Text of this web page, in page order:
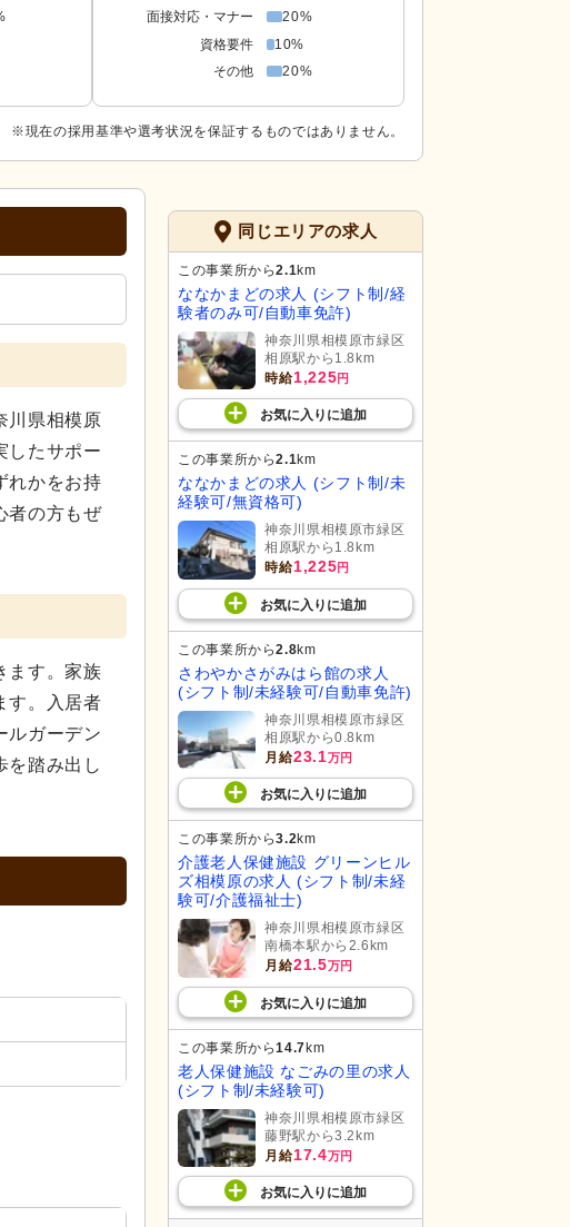
面接対応・マナー
20%
資格要件
10%
その他
20%
※現在の採用基準や選考状況を保証するものではありません。
川県相模原
したサポー
れかをお持
者の方もぜ
ます。家族
す。入居者
ルガーデン
を踏み出し
同じエリアの求人
この事業所から2.1km
ななかまどの求人 (シフト制/経
験者のみ可/自動車免許)
神奈川県相模原市緑区
相原駅から1.8km
時給1,225円
お気に入り に追加
この事業所から2.1km
ななかまどの求人 (シフト制/未
経験可/無資格可)
神奈川県相模原市緑区
相原駅から1.8km
時給1,225円
お気に入り に追加
この事業所から2.8km
さわやかさがみはら館の求人
(シフト制/未経験可/自動車免許)
神奈川県相模原市緑区
相原駅から0.8km
月給23.1万円
お気に入り に追加
この事業所から3.2km
介護老人保健施設 グリーンヒル
ズ相模原の求人 (シフト制/未経
験可/介護福祉士)
神奈川県相模原市緑区
南橋本駅から2.6km
月給21.5万円
お気に入り に追加
この事業所から14.7 km
老人保健施設 なごみの里の求人
(シフト制/未経験可)
神奈川県相模原市緑区
藤野駅から3.2km
月給17.4万円
お気に入り に追加